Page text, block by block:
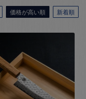
価格が高い順 新着順